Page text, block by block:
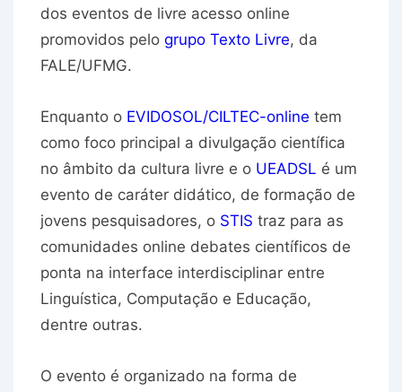
dos eventos de livre acesso online
promovidos pelo grupo Texto Livre, da
FALE/UFMG.
Enquanto o EVIDOSOL/CILTEC-online tem
como foco principal a divulgação científica
no âmbito da cultura livre e o UEADSL é um
evento de caráter didático, de formação de
jovens pesquisadores, o STIS traz para as
comunidades online debates científicos de
ponta na interface interdisciplinar entre
Linguística, Computação e Educação,
dentre outras.
O evento é organizado na forma de